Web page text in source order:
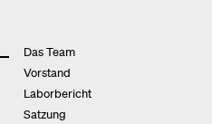
Das Team
Vorstand
Laborbericht
Satzung